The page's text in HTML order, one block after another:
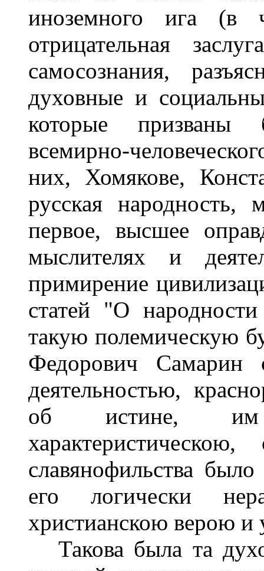
иноземного ига (в
отрицательная
самосознания,
духовные и
которые призваны
всемирно-
них, Хомякове,
русская народность,
первое, высшее
мыслителях и
примирение
статей "О
такую полемическую
Федорович
деятельностью,
об истине, им
славянофильства
его логически
христианскою верою и
Такова была та